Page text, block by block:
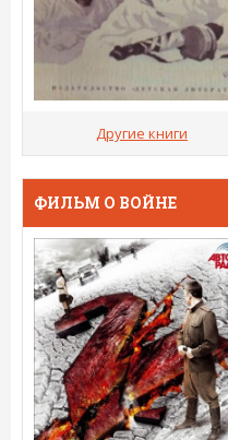
Другие книги
ФИЛЬМ О ВОЙНЕ